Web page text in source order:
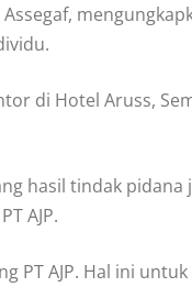
di Hotel Aruss,
hasil tindak
AJP.
PT AJP. Hal ini